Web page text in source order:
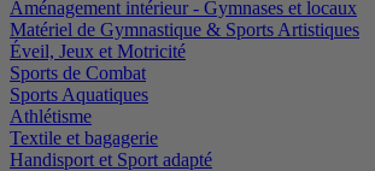
Aménagement intérieur - Gymnases et locaux
Matériel de Gymnastique & Sports Artistiques
Éveil, Jeux et Motricité
Sports de Combat
Sports Aquatiques
Athlétisme
Textile et bagagerie
Handisport et Sport adapté